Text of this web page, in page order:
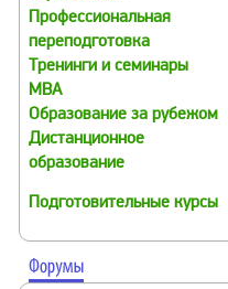
Профессиональная
переподготовка
Тренинги и семинары
MBA
Образование за рубежом
Дистанционное
образование
Подготовительные курсы